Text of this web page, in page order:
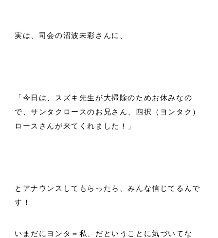
実は、司会の沼波未彩さんに、
「今日は、スズキ先生が大掃除のためお休みなの
で、サンタクロースのお兄さん、四択（ヨンタク）
ロースさんが来てくれました！」
とアナウンスしてもらったら、みんな信じてるんで
す！
いまだにヨンタ＝私、だということに気づいてな